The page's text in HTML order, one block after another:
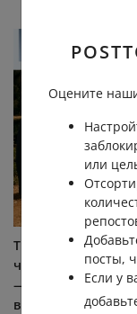
Трамп задержался
чужом
— теперь его не
выгнать из
Оцените
или
посты,
Если у